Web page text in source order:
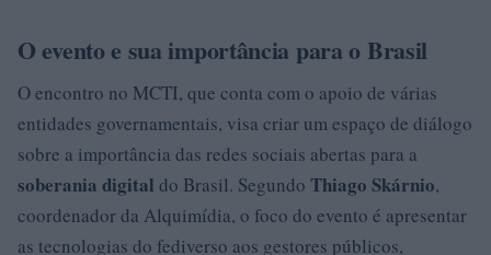
O evento e sua importância para o Brasil
O encontro no MCTI, que conta com o apoio de várias
entidades governamentais, visa criar um espaço de diálogo
sobre a importância das redes sociais abertas para a
soberania digital do Brasil. Segundo Thiago Skárnio,
coordenador da Alquimídia, o foco do evento é apresentar
as tecnologias do fediverso aos gestores públicos,